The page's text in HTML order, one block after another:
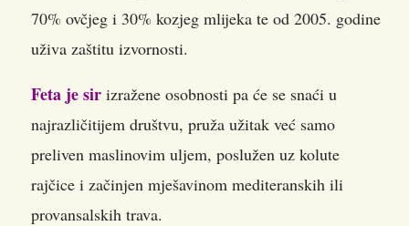
70% ovčjeg i 30% kozjeg mlijeka te od 2005. godine
uživa zaštitu izvornosti.
Feta je sir izražene osobnosti pa će se snaći u
najrazličitijem društvu, pruža užitak već samo
preliven maslinovim uljem, poslužen uz kolute
rajčice i začinjen mješavinom mediteranskih ili
provansalskih trava.